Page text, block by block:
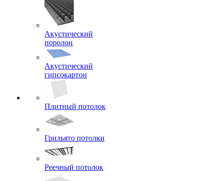
Акустический
поролон
Акустический
гипсокартон
Плитный потолок
Грильято потолки
Реечный потолок